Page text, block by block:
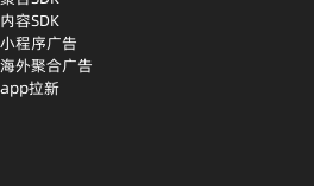
内容SDK
小程序广告
海外聚合广告
app拉新